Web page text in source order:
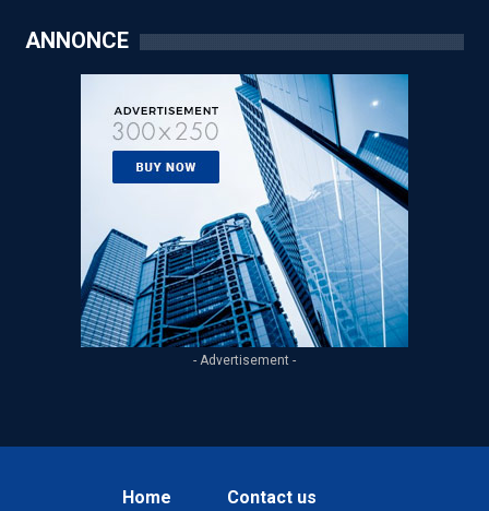
ANNONCE
- Advertisement -
Home Contact us